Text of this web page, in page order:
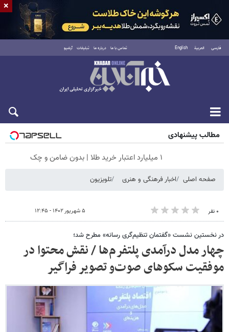
فارسی العربية English تماس با ما درباره ما تبلیغات آرشیو
شنبه ۱۷ مرداد ۱۴۰۵
مطالب پیشنهادی
۱ میلیارد اعتبار خرید طلا | بدون ضامن و چک
صفحه اصلی اخبار فرهنگی و هنری تلویزیون
۰ نفر ۵ شهریور ۱۴۰۲ - ۱۲:۴۵
در نخستین نشست «گفتمان تنظیم‌گری رسانه» مطرح شد؛
چهار مدل درآمدی پلتفرم‌ها / نقش محتوا در
موفقیت سکوهای صوت‌و تصویر فراگیر
×